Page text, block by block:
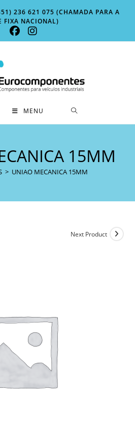
236 621 075 (CHAMADA PARA A
FIXA NACIONAL)
MENU
15MM
> UNIAO MECANICA 15MM
Next Product